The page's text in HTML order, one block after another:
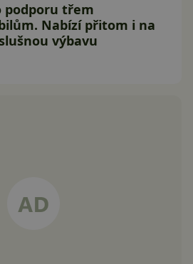
podporu třem
Nabízí přitom i na
výbavu